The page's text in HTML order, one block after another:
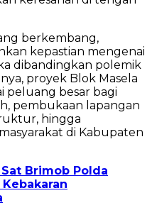
berkembang,
kepastian mengenai
dibandingkan polemik
proyek Blok Masela
peluang besar bagi
pembukaan lapangan
hingga
di Kabupaten
Brimob Polda